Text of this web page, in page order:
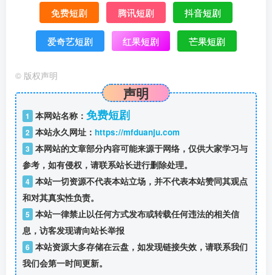
免费短剧 腾讯短剧 抖音短剧
爱奇艺短剧 红果短剧 芒果短剧
© 版权声明
声明
1 本网站名称： 免费短剧
2 本站永久网址： https://mfduanju.com
3 本网站的文章部分内容可能来源于网络，仅供大家学习与
参考，如有侵权，请联系站长进行删除处理。
4 本站一切资源不代表本站立场，并不代表本站赞同其观点
和对其真实性负责。
5 本站一律禁止以任何方式发布或转载任何违法的相关信
息，访客发现请向站长举报
6 本站资源大多存储在云盘，如发现链接失效，请联系我们
我们会第一时间更新。